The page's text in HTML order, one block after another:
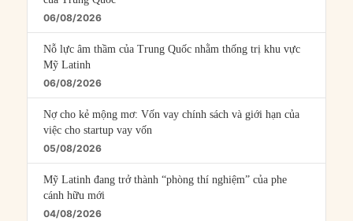
06/08/2026
Nỗ lực âm thầm của Trung Quốc nhằm thống trị khu vực
Mỹ Latinh
06/08/2026
Nợ cho kẻ mộng mơ: Vốn vay chính sách và giới hạn của
việc cho startup vay vốn
05/08/2026
Mỹ Latinh đang trở thành “phòng thí nghiệm” của phe
cánh hữu mới
04/08/2026